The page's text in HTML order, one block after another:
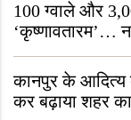
100 ग्वाले और
‘कृष्णावतारम’…
“ऐसा तो सिर्फ़
कानपुर के आदित्य
कर बढ़ाया शहर